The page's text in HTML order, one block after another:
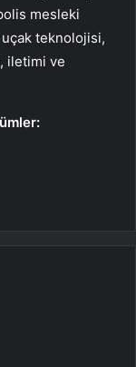
mesleki
teknolojisi,
iletimi ve